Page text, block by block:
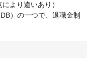
より違いあり）
）の一つで、退職金制